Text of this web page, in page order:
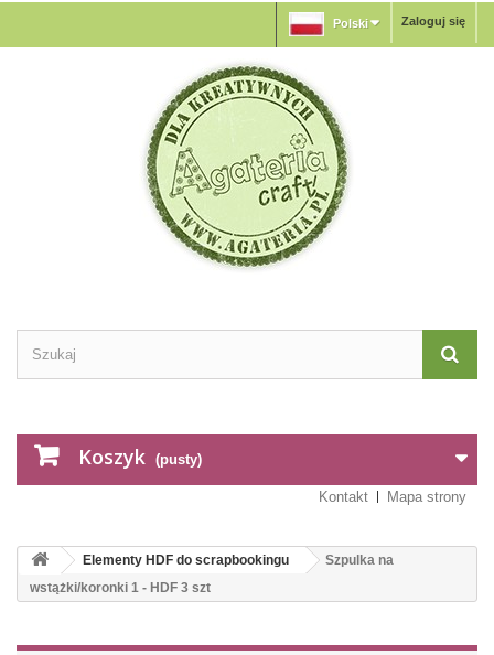
Zaloguj się
Polski
Koszyk (pusty)
Kontakt Mapa strony
Elementy HDF do scrapbookingu
Szpulka na
wstążki/koronki 1 - HDF 3 szt